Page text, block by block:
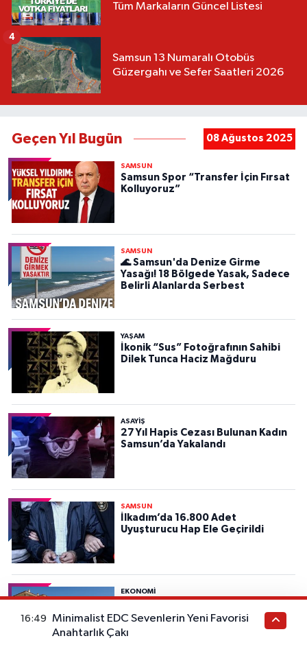
Tüm Markaların Güncel Listesi
Samsun 13 Numaralı Otobüs
Güzergahı ve Sefer Saatleri 2026
4
Geçen Yıl Bugün 08 Ağustos 2025
SAMSUN
Samsun Spor “Transfer İçin Fırsat
Kolluyoruz”
SAMSUN
🌊 Samsun'da Denize Girme
Yasağı! 18 Bölgede Yasak, Sadece
Belirli Alanlarda Serbest
YAŞAM
İkonik “Sus” Fotoğrafının Sahibi
Dilek Tunca Haciz Mağduru
ASAYIŞ
27 Yıl Hapis Cezası Bulunan Kadın
Samsun’da Yakalandı
SAMSUN
İlkadım’da 16.800 Adet
Uyuşturucu Hap Ele Geçirildi
EKONOMİ
🏠 TOKİ Sosyal Konut Başvurusu:
Kimler Yararlanabilir, Şartlar
16:49
Minimalist EDC Sevenlerin Yeni Favorisi
Anahtarlık Çakı